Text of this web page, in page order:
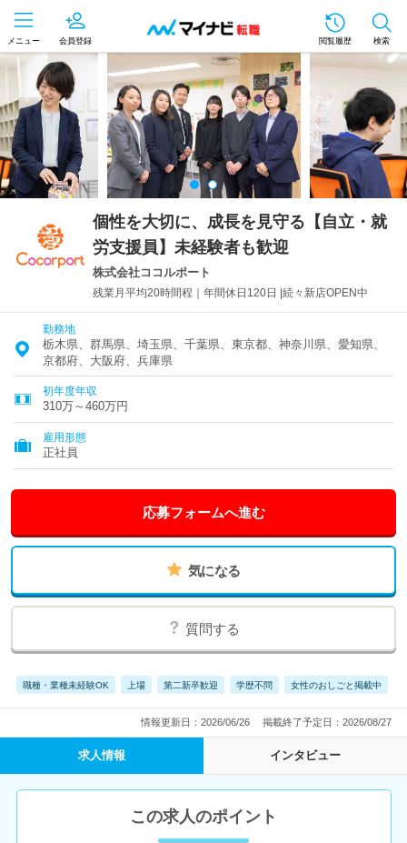
メニュー 会員登録 閲覧履歴 検索
個性を大切に、成長を見守る【自立・就
労支援員】未経験者も歓迎
株式会社ココルポート
残業月平均20時間程｜年間休日120日 |続々新店OPEN中
勤務地
栃木県、群馬県、埼玉県、千葉県、東京都、神奈川県、愛知県、
京都府、大阪府、兵庫県
初年度年収
310万～460万円
雇用形態
正社員
応募フォームへ進む
気になる
質問する
職種・業種未経験OK 上場 第二新卒歓迎 学歴不問 女性のおしごと掲載中
情報更新日：2026/06/26 掲載終了予定日：2026/08/27
求人情報 インタビュー
この求人のポイント